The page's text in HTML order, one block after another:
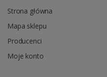
Strona główna
Mapa sklepu
Producenci
Moje konto